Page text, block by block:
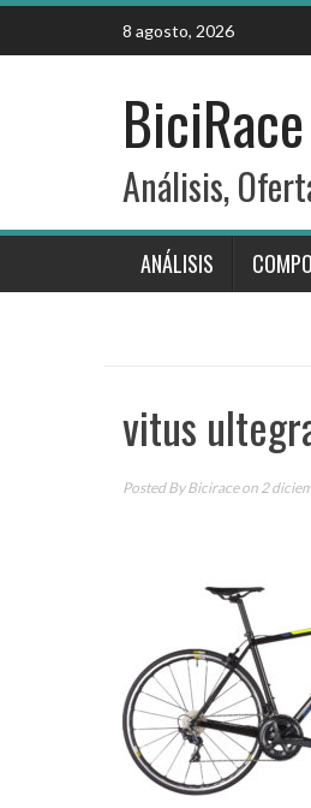
Skip
content
8 agosto, 2026
BiciRace
Análisis,
ANÁLISIS
vitus
Posted ByBiciraceon 2